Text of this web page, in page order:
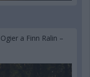
a Finn Ralin –